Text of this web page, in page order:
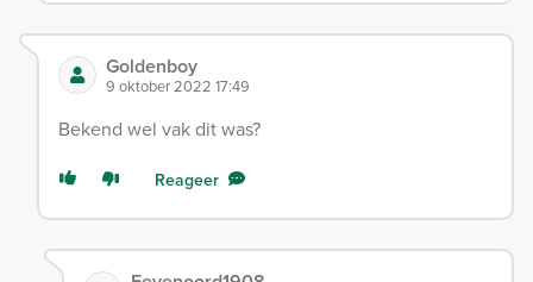
Goldenboy
9 oktober 2022 17:49
Bekend wel vak dit was?
Reageer